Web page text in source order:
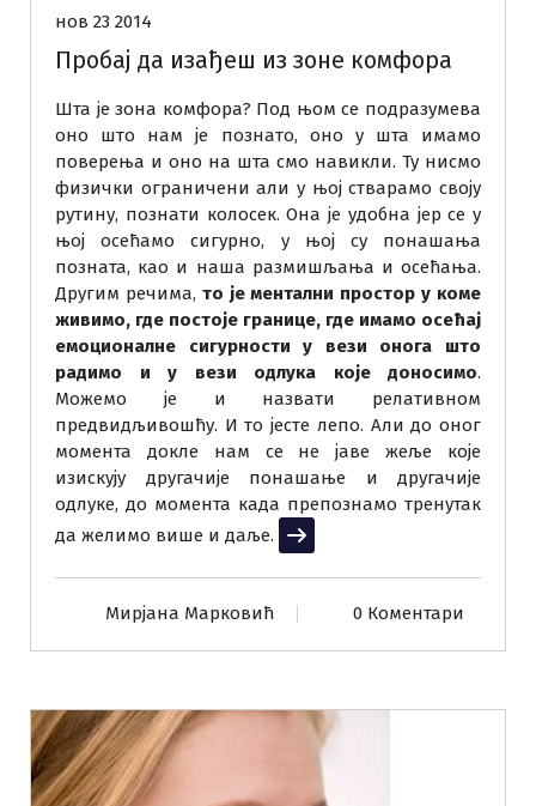
нов 23 2014
Пробај да изађеш из зоне комфора
Шта је зона комфора? Под њом се подразумева
оно што нам је познато, оно у шта имамо
поверења и оно на шта смо навикли. Ту нисмо
физички ограничени али у њој стварамо своју
рутину, познати колосек. Она је удобна јер се у
њој осећамо сигурно, у њој су понашања
позната, као и наша размишљања и осећања.
Другим речима, то је ментални простор у коме
живимо, где постоје границе, где имамо осећај
емоционалне сигурности у вези онога што
радимо и у вези одлука које доносимо.
Можемо је и назвати релативном
предвидљивошћу. И то јесте лепо. Али до оног
момента докле нам се не јаве жеље које
изискују другачије понашање и другачије
одлуке, до момента када препознамо тренутак
да желимо више и даље.
Прочитај више
Мирјана Марковић 0 Коментари